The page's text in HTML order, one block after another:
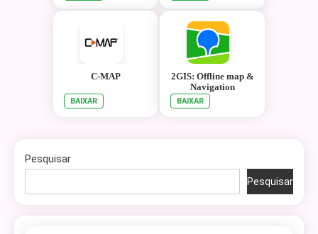
C-MAP
BAIXAR
2GIS: Offline map &
Navigation
BAIXAR
Pesquisar
Pesquisar